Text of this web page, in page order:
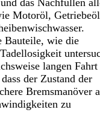
das Nachfüllen
Motoröl,
Bauteile, wie die
langen
der Zustand der
Bremsmanöver
zu